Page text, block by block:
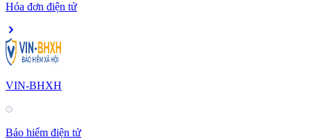
Hóa đơn điện tử
VIN-BHXH
Bảo hiểm điện tử